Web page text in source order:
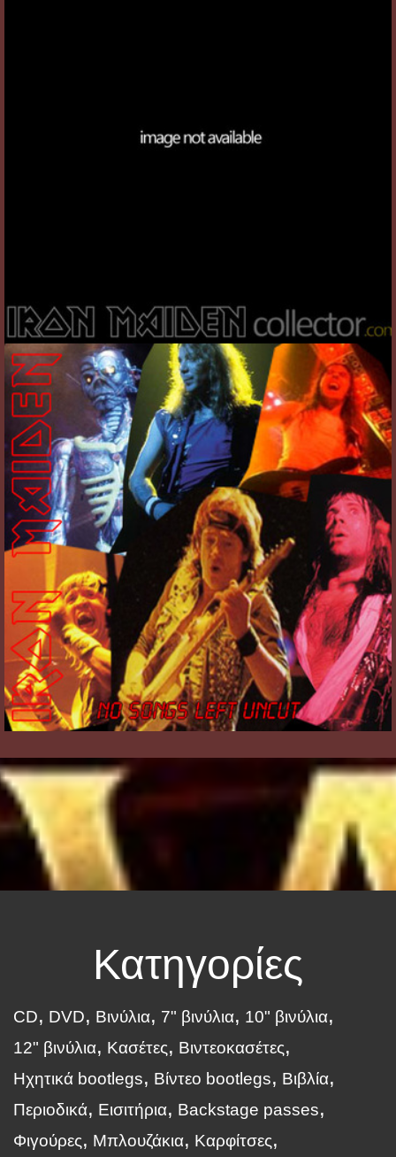
Κατηγορίες
CD DVD Βινύλια 7" βινύλια
10" βινύλια
12" βινύλια
Κασέτες
Βιντεοκασέτες
Ηχητικά bootlegs
Βίντεο bootlegs
Βιβλία
Περιοδικά
Εισιτήρια
Backstage passes
Φιγούρες
Μπλουζάκια
Καρφίτσες